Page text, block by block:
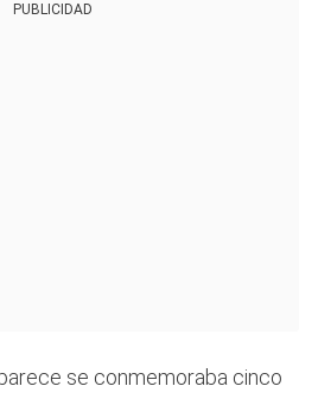
PUBLICIDAD
se conmemoraba cinco